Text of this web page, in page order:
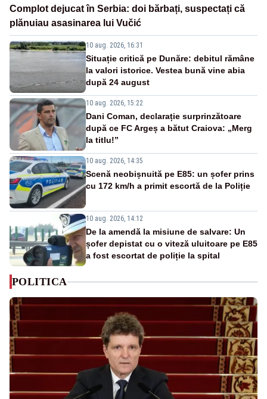
Complot dejucat în Serbia: doi bărbați, suspectați că
plănuiau asasinarea lui Vučić
10 aug. 2026, 16:31
Situație critică pe Dunăre: debitul rămâne
la valori istorice. Vestea bună vine abia
după 24 august
10 aug. 2026, 15:22
Dani Coman, declarație surprinzătoare
după ce FC Argeș a bătut Craiova: „Merg
la titlu!”
10 aug. 2026, 14:35
Scenă neobișnuită pe E85: un șofer prins
cu 172 km/h a primit escortă de la Poliție
10 aug. 2026, 14:12
De la amendă la misiune de salvare: Un
șofer depistat cu o viteză uluitoare pe E85
a fost escortat de poliție la spital
POLITICA